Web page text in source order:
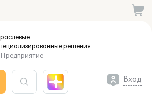
решения
Вход